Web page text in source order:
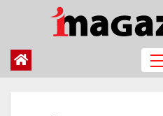
contenuto